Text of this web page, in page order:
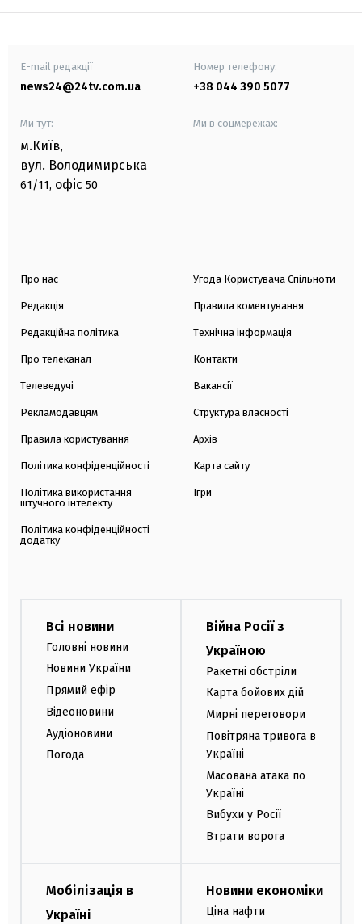
E-mail редакції
news24@24tv.com.ua
Номер телефону:
+38 044 390 5077
Ми тут:
м.Київ,
вул. Володимирська
61/11, офіс 50
Ми в соцмережах:
Про нас
Редакція
Редакційна політика
Про телеканал
Телеведучі
Рекламодавцям
Правила користування
Політика конфіденційності
Політика використання
штучного інтелекту
Політика конфіденційності
додатку
Угода Користувача Спільноти
Правила коментування
Технічна інформація
Контакти
Вакансії
Структура власності
Архів
Карта сайту
Ігри
Всі новини
Головні новини
Новини України
Прямий ефір
Відеоновини
Аудіоновини
Погода
Війна Росії з
Україною
Ракетні обстріли
Карта бойових дій
Мирні переговори
Повітряна тривога в
Україні
Масована атака по
Україні
Вибухи у Росії
Втрати ворога
Мобілізація в
Україні
Новини економіки
Ціна нафти